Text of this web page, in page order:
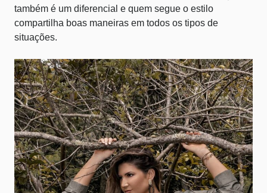
também é um diferencial e quem segue o estilo
compartilha boas maneiras em todos os tipos de
situações.